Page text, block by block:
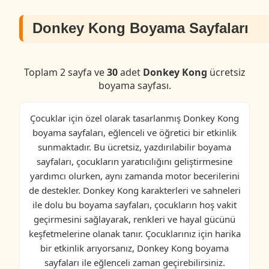
Donkey Kong Boyama Sayfaları
Toplam 2 sayfa ve30adet Donkey Kong ücretsiz
boyama sayfası.
Çocuklar için özel olarak tasarlanmış Donkey Kong
boyama sayfaları, eğlenceli ve öğretici bir etkinlik
sunmaktadır. Bu ücretsiz, yazdırılabilir boyama
sayfaları, çocukların yaratıcılığını geliştirmesine
yardımcı olurken, aynı zamanda motor becerilerini
de destekler. Donkey Kong karakterleri ve sahneleri
ile dolu bu boyama sayfaları, çocukların hoş vakit
geçirmesini sağlayarak, renkleri ve hayal gücünü
keşfetmelerine olanak tanır. Çocuklarınız için harika
bir etkinlik arıyorsanız, Donkey Kong boyama
sayfaları ile eğlenceli zaman geçirebilirsiniz.